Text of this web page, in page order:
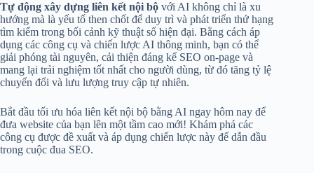
Tự động xây dựng liên kết nội bộ với AI không chỉ là xu
hướng mà là yếu tố then chốt để duy trì và phát triển thứ hạng
tìm kiếm trong bối cảnh kỹ thuật số hiện đại. Bằng cách áp
dụng các công cụ và chiến lược AI thông minh, bạn có thể
giải phóng tài nguyên, cải thiện đáng kể SEO on-page và
mang lại trải nghiệm tốt nhất cho người dùng, từ đó tăng tỷ lệ
chuyển đổi và lưu lượng truy cập tự nhiên.
Bắt đầu tối ưu hóa liên kết nội bộ bằng AI ngay hôm nay để
đưa website của bạn lên một tầm cao mới! Khám phá các
công cụ được đề xuất và áp dụng chiến lược này để dẫn đầu
trong cuộc đua SEO.